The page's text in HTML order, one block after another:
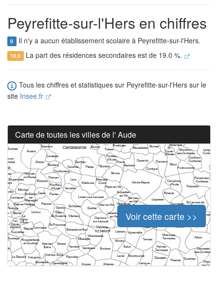
Peyrefitte-sur-l'Hers en chiffres
0 Il n'y a aucun établissement scolaire à Peyrefitte-sur-l'Hers.
19.0 La part des résidences secondaires est de 19.0 %.
Tous les chiffres et statistiques sur Peyrefitte-sur-l'Hers sur le
site Insee.fr
Carte de toutes les villes de l' Aude
Voir cette carte >>